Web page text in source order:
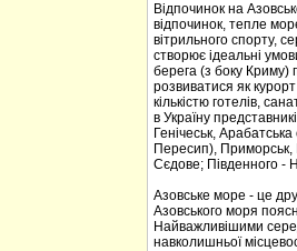
Відпочинок на
відпочинок, тепле
вітрильного спорту,
створює ідеальні
берега (з боку Криму)
розвиватися як
кількістю готелів,
в Україну
Генічеськ,
Пересип), Приморськ,
Сєдове; Південного -
Азовське море - це
Азовського моря
Найважливішими
навколишньої